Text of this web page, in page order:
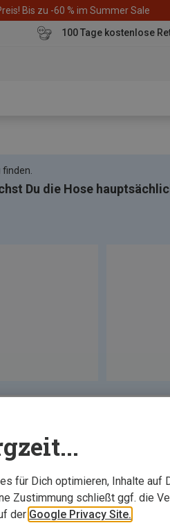
Bis zu -60 % im Summer Sale
100 Tage kostenlose
finden.
Du die Hose
für Dich optimieren, Inhalte auf
Zustimmung schließt ggf. die
der Google Privacy Site.